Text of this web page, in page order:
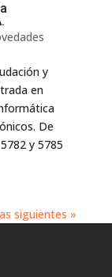
y
en
De
y 5785
siguientes »